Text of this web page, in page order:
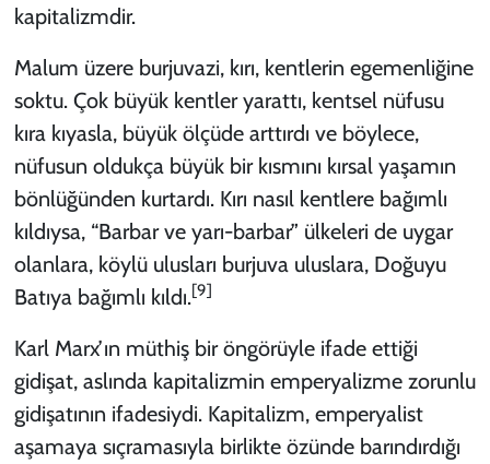
kapitalizmdir.
Malum üzere burjuvazi, kırı, kentlerin egemenliğine
soktu. Çok büyük kentler yarattı, kentsel nüfusu
kıra kıyasla, büyük ölçüde arttırdı ve böylece,
nüfusun oldukça büyük bir kısmını kırsal yaşamın
bönlüğünden kurtardı. Kırı nasıl kentlere bağımlı
kıldıysa, “Barbar ve yarı-barbar” ülkeleri de uygar
olanlara, köylü ulusları burjuva uluslara, Doğuyu
Batıya bağımlı kıldı.[9]
Karl Marx’ın müthiş bir öngörüyle ifade ettiği
gidişat, aslında kapitalizmin emperyalizme zorunlu
gidişatının ifadesiydi. Kapitalizm, emperyalist
aşamaya sıçramasıyla birlikte özünde barındırdığı